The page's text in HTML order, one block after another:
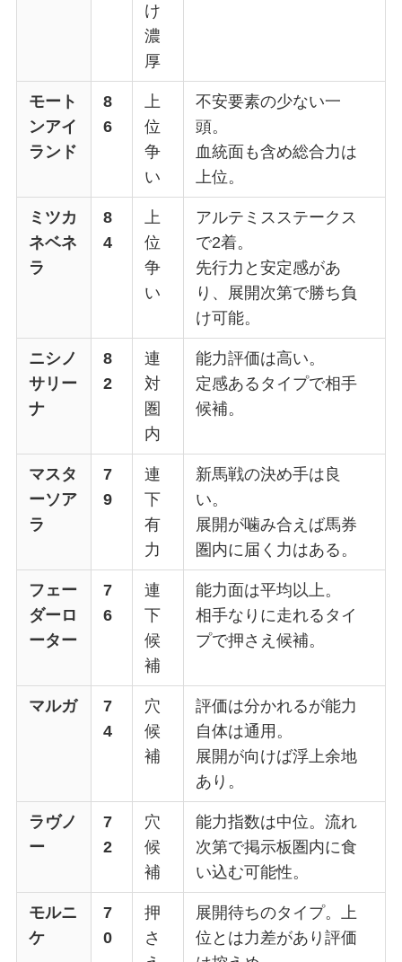
け
濃
厚
モート
ンアイ
ランド
8
6
上
位
争
い
不安要素の少ない一
頭。
血統面も含め総合力は
上位。
ミツカ
ネベネ
ラ
8
4
上
位
争
い
アルテミスステークス
で2着。
先行力と安定感があ
り、展開次第で勝ち負
け可能。
ニシノ
サリー
ナ
8
2
連
対
圏
内
能力評価は高い。
定感あるタイプで相手
候補。
マスタ
ーソア
ラ
7
9
連
下
有
力
新馬戦の決め手は良
い。
展開が噛み合えば馬券
圏内に届く力はある。
フェー
ダーロ
ーター
7
6
連
下
候
補
能力面は平均以上。
相手なりに走れるタイ
プで押さえ候補。
マルガ
7
4
穴
候
補
評価は分かれるが能力
自体は通用。
展開が向けば浮上余地
あり。
ラヴノ
ー
7
2
穴
候
補
能力指数は中位。流れ
次第で掲示板圏内に食
い込む可能性。
モルニ
ケ
7
0
押
さ
展開待ちのタイプ。上
位とは力差があり評価